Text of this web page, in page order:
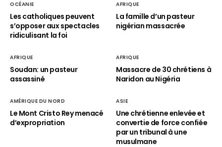
OCÉANIE
Les catholiques peuvent
s’opposer aux spectacles
ridiculisant la foi
AFRIQUE
La famille d’un pasteur
nigérian massacrée
AFRIQUE
Soudan: un pasteur
assassiné
AFRIQUE
Massacre de 30 chrétiens à
Naridon au Nigéria
AMÉRIQUE DU NORD
Le Mont Cristo Rey menacé
d’expropriation
ASIE
Une chrétienne enlevée et
convertie de force confiée
par un tribunal à une
musulmane